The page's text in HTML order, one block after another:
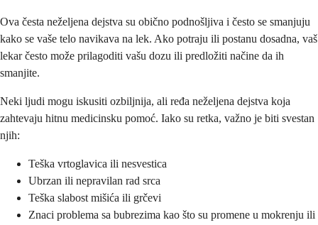
Ova česta neželjena dejstva su obično podnošljiva i često se smanjuju
kako se vaše telo navikava na lek. Ako potraju ili postanu dosadna, vaš
lekar često može prilagoditi vašu dozu ili predložiti načine da ih
smanjite.
Neki ljudi mogu iskusiti ozbiljnija, ali ređa neželjena dejstva koja
zahtevaju hitnu medicinsku pomoć. Iako su retka, važno je biti svestan
njih:
Teška vrtoglavica ili nesvestica
Ubrzan ili nepravilan rad srca
Teška slabost mišića ili grčevi
Znaci problema sa bubrezima kao što su promene u mokrenju ili